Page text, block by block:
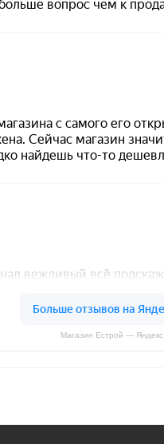
Магазин Естрой —